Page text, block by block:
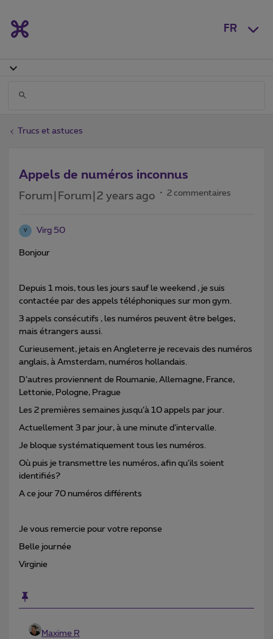
FR
Trucs et astuces
Appels de numéros inconnus
Forum|Forum|2 years ago 2 commentaires
V Virg 50
Bonjour
Depuis 1 mois, tous les jours sauf le weekend , je suis
contactée par des appels téléphoniques sur mon gym.
3 appels consécutifs , les numéros peuvent être belges,
mais étrangers aussi.
Curieusement, jetais en Angleterre je recevais des numéros
anglais, à Amsterdam, numéros hollandais.
D’autres proviennent de Roumanie, Allemagne, France,
Lettonie, Pologne, Prague
Les 2 premières semaines jusqu’à 10 appels par jour.
Actuellement 3 par jour, à une minute d’intervalle.
Je bloque systématiquement tous les numéros.
Où puis je transmettre les numéros, afin qu’ils soient
identifiés?
A ce jour 70 numéros différents
Je vous remercie pour votre reponse
Belle journée
Virginie
Maxime R